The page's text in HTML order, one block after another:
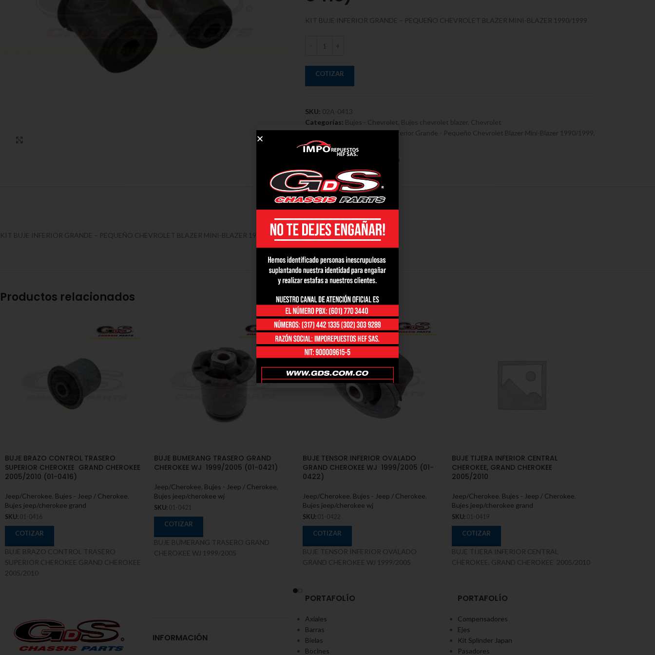
KIT BUJE INFERIOR GRANDE – PEQUEÑO CHEVROLET BLAZER MINI-BLAZER 1990/1999
COTIZAR
SKU: 02A-0413
Categorías: Bujes - Chevrolet Bujes chevrolet blazer, Chevrolet
Etiquetas:Buje,Chevrolet,Inferior Grande - Pequeño Chevrolet Blazer Mini-Blazer 1990/1999
Kit
DESCRIPCIÓN
KIT BUJE INFERIOR GRANDE – PEQUEÑO CHEVROLET BLAZER MINI-BLAZER 1990/1999
Productos relacionados
BUJE BRAZO CONTROL TRASERO
SUPERIOR CHEROKEE GRAND CHEROKEE
2005/2010 (01-0416)
Jeep/Cherokee Bujes - Jeep / Cherokee
Bujes jeep/cherokee grand
SKU: 01-0416
COTIZAR
BUJE BRAZO CONTROL TRASERO
SUPERIOR CHEROKEE GRAND CHEROKEE
2005/2010
BUJE BUMERANG TRASERO GRAND
CHEROKEE WJ 1999/2005 (01-0421)
Jeep/Cherokee Bujes - Jeep / Cherokee
Bujes jeep/cherokee wj
SKU: 01-0421
COTIZAR
BUJE BUMERANG TRASERO GRAND
CHEROKEE WJ 1999/2005
BUJE TENSOR INFERIOR OVALADO
GRAND CHEROKEE WJ 1999/2005 (01-
0422)
Jeep/Cherokee Bujes - Jeep / Cherokee
Bujes jeep/cherokee wj
SKU: 01-0422
COTIZAR
BUJE TENSOR INFERIOR OVALADO
GRAND CHEROKEE WJ 1999/2005
BUJE TIJERA INFERIOR CENTRAL
CHEROKEE, GRAND CHEROKEE
2005/2010
Jeep/Cherokee Bujes - Jeep / Cherokee
Bujes jeep/cherokee grand
SKU: 01-0419
COTIZAR
BUJE TIJERA INFERIOR CENTRAL
CHEROKEE, GRAND CHEROKEE 2005/2010
INFORMACIÓN
PORTAFOLÍO
Axiales
Barras
Bielas
Bocines
PORTAFOLÍO
Compensadores
Ejes
Kit Splinder Japan
Pasadores